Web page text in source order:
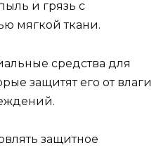
и грязь с
мягкой ткани.
средства для
защитят его от влаги
защитное